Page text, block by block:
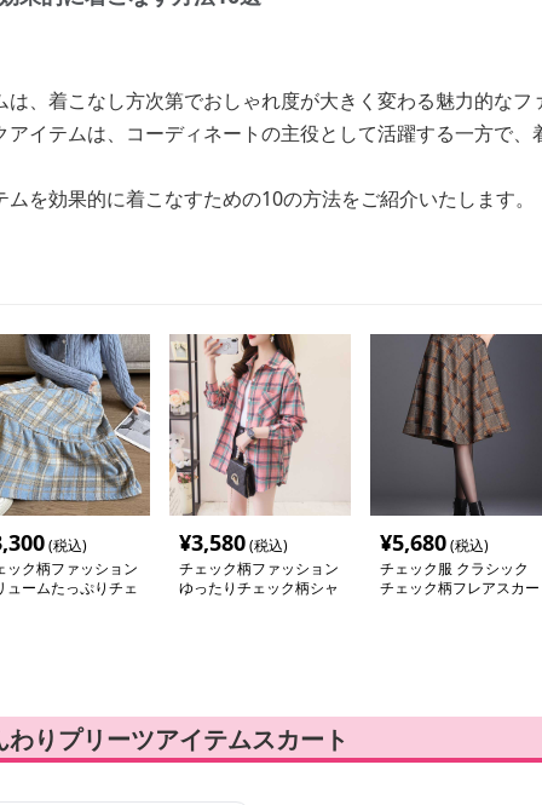
、着こなし方次第でおしゃれ度が大きく変わる魅力的なフ
イテムは、コーディネートの主役として活躍する一方で、
を効果的に着こなすための10の方法をご紹介いたします。
(税込)
ック柄ファッション
ュームたっぷりチェ
¥3,580(税込)
チェック柄ファッション
ゆったりチェック柄シャ
¥5,680(税込)
チェック服 クラシック
チェック柄フレアスカー
りプリーツアイテムスカート